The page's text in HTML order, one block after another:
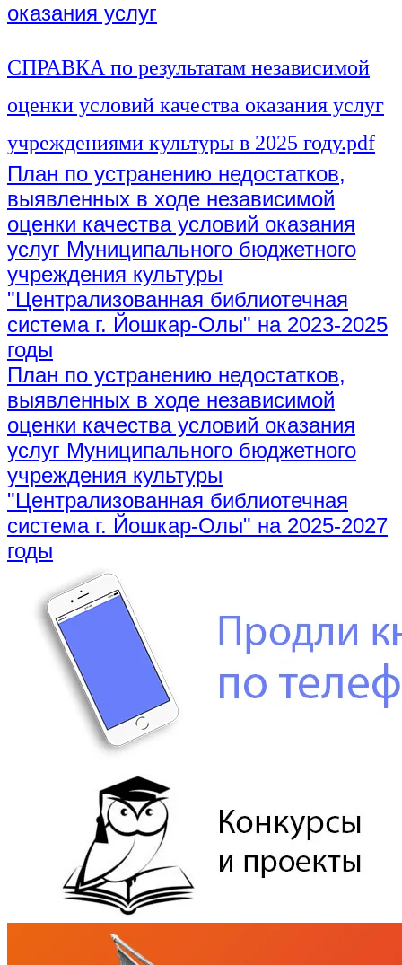
оказания услуг
СПРАВКА по результатам независимой
оценки условий качества оказания услуг
учреждениями культуры в 2025 году.pdf
План по устранению недостатков,
выявленных в ходе независимой
оценки качества условий оказания
услуг Муниципального бюджетного
учреждения культуры
"Централизованная библиотечная
система г. Йошкар-Олы" на 2023-2025
годы
План по устранению недостатков,
выявленных в ходе независимой
оценки качества условий оказания
услуг Муниципального бюджетного
учреждения культуры
"Централизованная библиотечная
система г. Йошкар-Олы" на 2025-2027
годы